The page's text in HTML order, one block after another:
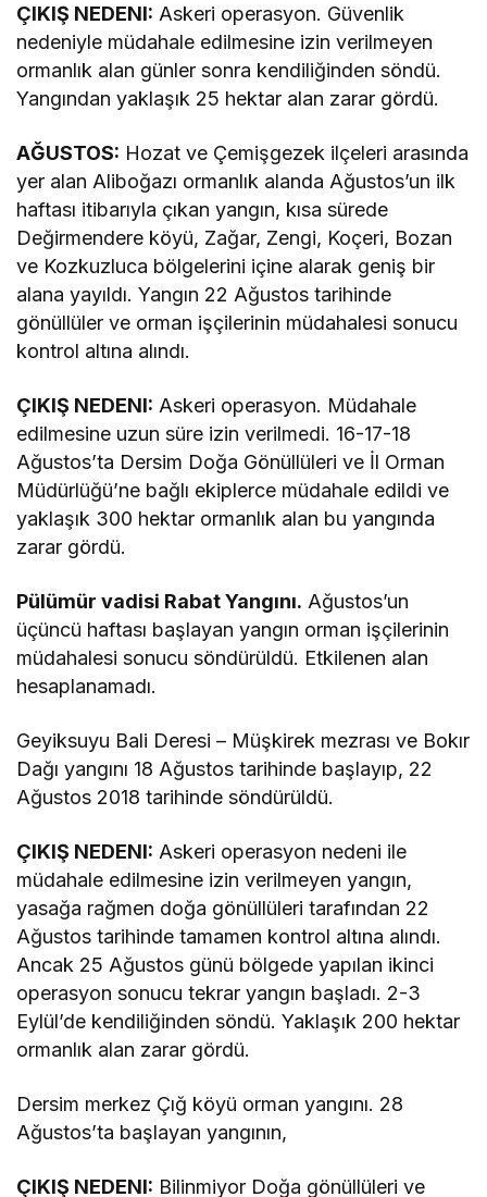
ÇIKIŞ NEDENI: Askeri operasyon. Güvenlik
nedeniyle müdahale edilmesine izin verilmeyen
ormanlık alan günler sonra kendiliğinden söndü.
Yangından yaklaşık 25 hektar alan zarar gördü.
AĞUSTOS: Hozat ve Çemişgezek ilçeleri arasında
yer alan Aliboğazı ormanlık alanda Ağustos’un ilk
haftası itibarıyla çıkan yangın, kısa sürede
Değirmendere köyü, Zağar, Zengi, Koçeri, Bozan
ve Kozkuzluca bölgelerini içine alarak geniş bir
alana yayıldı. Yangın 22 Ağustos tarihinde
gönüllüler ve orman işçilerinin müdahalesi sonucu
kontrol altına alındı.
ÇIKIŞ NEDENI: Askeri operasyon. Müdahale
edilmesine uzun süre izin verilmedi. 16-17-18
Ağustos’ta Dersim Doğa Gönüllüleri ve İl Orman
Müdürlüğü’ne bağlı ekiplerce müdahale edildi ve
yaklaşık 300 hektar ormanlık alan bu yangında
zarar gördü.
Pülümür vadisi Rabat Yangını. Ağustos’un
üçüncü haftası başlayan yangın orman işçilerinin
müdahalesi sonucu söndürüldü. Etkilenen alan
hesaplanamadı.
Geyiksuyu Bali Deresi – Müşkirek mezrası ve Bokır
Dağı yangını 18 Ağustos tarihinde başlayıp, 22
Ağustos 2018 tarihinde söndürüldü.
ÇIKIŞ NEDENI: Askeri operasyon nedeni ile
müdahale edilmesine izin verilmeyen yangın,
yasağa rağmen doğa gönüllüleri tarafından 22
Ağustos tarihinde tamamen kontrol altına alındı.
Ancak 25 Ağustos günü bölgede yapılan ikinci
operasyon sonucu tekrar yangın başladı. 2-3
Eylül’de kendiliğinden söndü. Yaklaşık 200 hektar
ormanlık alan zarar gördü.
Dersim merkez Çığ köyü orman yangını. 28
Ağustos’ta başlayan yangının,
ÇIKIŞ NEDENI: Bilinmiyor Doğa gönüllüleri ve